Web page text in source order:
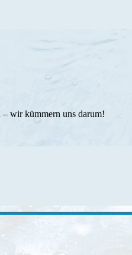
– wir kümmern uns darum!